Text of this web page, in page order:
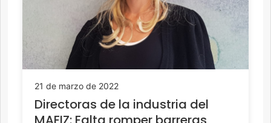
21 de marzo de 2022
Directoras de la industria del